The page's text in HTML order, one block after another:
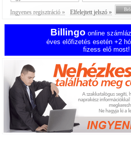
Ingyenes regisztráció » Elfelejtett jelszó »
Billingo online
éves előfizetés esetén +2
fizess elő most!